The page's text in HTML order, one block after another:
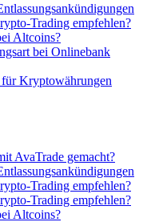
Trading empfehlen?
Altcoins?
bei Onlinebank
Kryptowährungen
AvaTrade gemacht?
Trading empfehlen?
Trading empfehlen?
Altcoins?